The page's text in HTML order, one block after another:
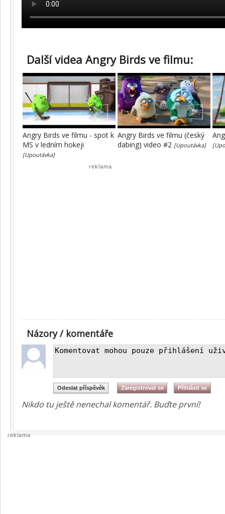
Další videa Angry Birds ve filmu:
Angry Birds ve filmu - spot k
MS v ledním hokeji
[Upoutávka]
Angry Birds ve filmu (český
dabing) video #2 [Upoutávka]
reklama
Názory / komentáře
Nikdo tu ještě nenechal komentář. Buďte první!
reklama